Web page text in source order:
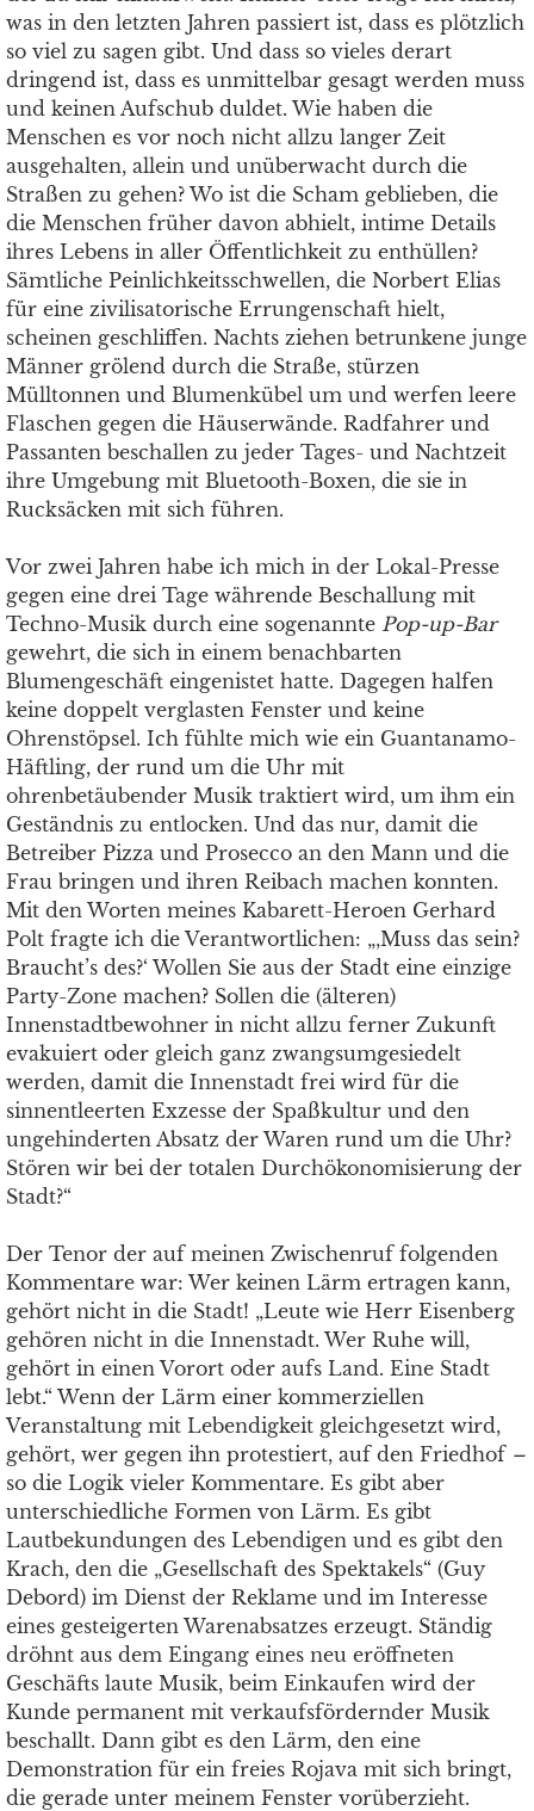
was in den letzten Jahren passiert ist, dass es plötzlich
so viel zu sagen gibt. Und dass so vieles derart
dringend ist, dass es unmittelbar gesagt werden muss
und keinen Aufschub duldet. Wie haben die
Menschen es vor noch nicht allzu langer Zeit
ausgehalten, allein und unüberwacht durch die
Straßen zu gehen? Wo ist die Scham geblieben, die
die Menschen früher davon abhielt, intime Details
ihres Lebens in aller Öffentlichkeit zu enthüllen?
Sämtliche Peinlichkeitsschwellen, die Norbert Elias
für eine zivilisatorische Errungenschaft hielt,
scheinen geschliffen. Nachts ziehen betrunkene junge
Männer grölend durch die Straße, stürzen
Mülltonnen und Blumenkübel um und werfen leere
Flaschen gegen die Häuserwände. Radfahrer und
Passanten beschallen zu jeder Tages- und Nachtzeit
ihre Umgebung mit Bluetooth-Boxen, die sie in
Rucksäcken mit sich führen.
Vor zwei Jahren habe ich mich in der Lokal-Presse
gegen eine drei Tage währende Beschallung mit
Techno-Musik durch eine sogenannte Pop-up-Bar
gewehrt, die sich in einem benachbarten
Blumengeschäft eingenistet hatte. Dagegen halfen
keine doppelt verglasten Fenster und keine
Ohrenstöpsel. Ich fühlte mich wie ein Guantanamo-
Häftling, der rund um die Uhr mit
ohrenbetäubender Musik traktiert wird, um ihm ein
Geständnis zu entlocken. Und das nur, damit die
Betreiber Pizza und Prosecco an den Mann und die
Frau bringen und ihren Reibach machen konnten.
Mit den Worten meines Kabarett-Heroen Gerhard
Polt fragte ich die Verantwortlichen: „‚Muss das sein?
Braucht’s des?‘ Wollen Sie aus der Stadt eine einzige
Party-Zone machen? Sollen die (älteren)
Innenstadtbewohner in nicht allzu ferner Zukunft
evakuiert oder gleich ganz zwangsumgesiedelt
werden, damit die Innenstadt frei wird für die
sinnentleerten Exzesse der Spaßkultur und den
ungehinderten Absatz der Waren rund um die Uhr?
Stören wir bei der totalen Durchökonomisierung der
Stadt?“
Der Tenor der auf meinen Zwischenruf folgenden
Kommentare war: Wer keinen Lärm ertragen kann,
gehört nicht in die Stadt! „Leute wie Herr Eisenberg
gehören nicht in die Innenstadt. Wer Ruhe will,
gehört in einen Vorort oder aufs Land. Eine Stadt
lebt.“ Wenn der Lärm einer kommerziellen
Veranstaltung mit Lebendigkeit gleichgesetzt wird,
gehört, wer gegen ihn protestiert, auf den Friedhof –
so die Logik vieler Kommentare. Es gibt aber
unterschiedliche Formen von Lärm. Es gibt
Lautbekundungen des Lebendigen und es gibt den
Krach, den die „Gesellschaft des Spektakels“ (Guy
Debord) im Dienst der Reklame und im Interesse
eines gesteigerten Warenabsatzes erzeugt. Ständig
dröhnt aus dem Eingang eines neu eröffneten
Geschäfts laute Musik, beim Einkaufen wird der
Kunde permanent mit verkaufsfördernder Musik
beschallt. Dann gibt es den Lärm, den eine
Demonstration für ein freies Rojava mit sich bringt,
die gerade unter meinem Fenster vorüberzieht.